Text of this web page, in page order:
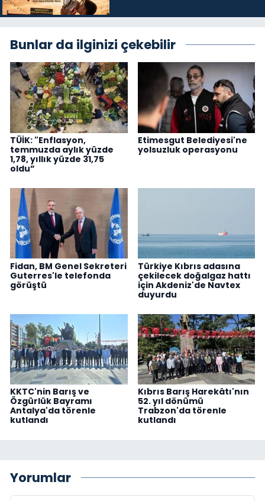
Bunlar da ilginizi çekebilir
TÜİK: "Enflasyon,
temmuzda aylık yüzde
1,78, yıllık yüzde 31,75
oldu”
Etimesgut Belediyesi'ne
yolsuzluk operasyonu
Fidan, BM Genel Sekreteri
Guterres'le telefonda
görüştü
Türkiye Kıbrıs adasına
çekilecek doğalgaz hattı
için Akdeniz'de Navtex
duyurdu
KKTC'nin Barış ve
Özgürlük Bayramı
Antalya'da törenle
kutlandı
Kıbrıs Barış Harekâtı'nın
52. yıl dönümü
Trabzon'da törenle
kutlandı
Yorumlar